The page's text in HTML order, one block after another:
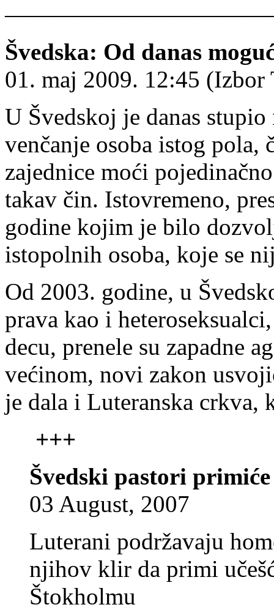
Švedska: Od danas
01. maj 2009. 12:45 (Izbor
U Švedskoj je danas
venčanje osoba istog pola,
zajednice moći
takav čin. Istovremeno,
godine kojim je bilo
istopolnih osoba, koje se
Od 2003. godine, u
prava kao i
decu, prenele su zapadne
većinom, novi zakon
je dala i Luteranska crkva,
+++
Švedski pastori
03 August, 2007
Luterani podržavaju
njihov klir da primi
Štokholmu